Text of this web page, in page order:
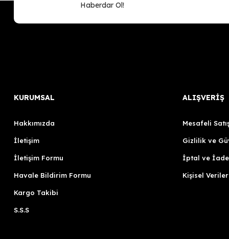
Haberdar Ol!
KURUMSAL
Hakkımızda
İletişim
İletişim Formu
Havale Bildirim Formu
Kargo Takibi
S.S.S
ALIŞVERİŞ
Mesafeli
Gizlilik ve
İptal ve İade
Kişisel